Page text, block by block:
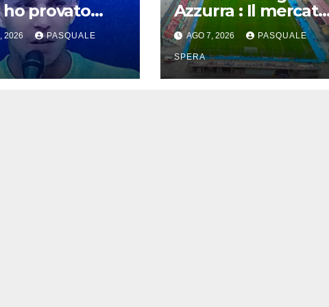
ho provato
il Napoli mi
!”
2026 PASQUALE
Azzurra : Il mercato
piange !
AGO 7, 2026 PASQUALE
SPERA